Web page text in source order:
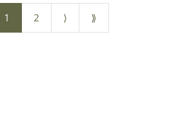
1 2 ⟩ ⟫